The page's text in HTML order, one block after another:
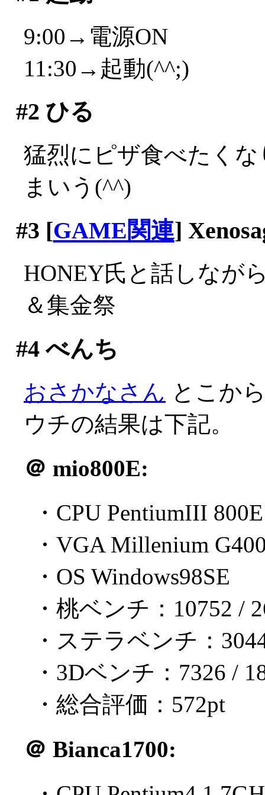
9:00→電源ON
11:30→起動(^^;)
#2 ひる
猛烈にピザ食べたく
まいう(^^)
#3 [GAME関連]
HONEY氏と話しなが
＆集金祭
#4べんち
おさかなさん とこか
ウチの結果は下記。
＠ mio800E:
・CPU PentiumIII 800E
・VGA Millenium
・OS Windows98SE
・桃ベンチ：10752 /
・ステラベンチ：
・3Dベンチ：7326 /
・総合評価：572pt
＠ Bianca1700: